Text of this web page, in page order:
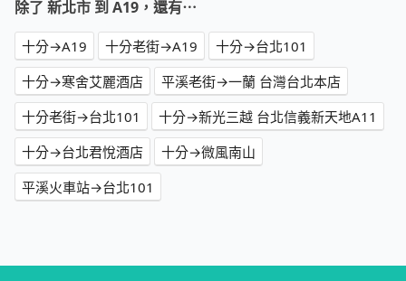
除了 新北市 到 A19，還有⋯
十分→A19 十分老街→A19
十分→台北101
十分→寒舍艾麗酒店
平溪老街→一蘭 台灣台北本店
十分老街→台北101
十分→新光三越 台北信義新天地A11
十分→台北君悅酒店
十分→微風南山
平溪火車站→台北101